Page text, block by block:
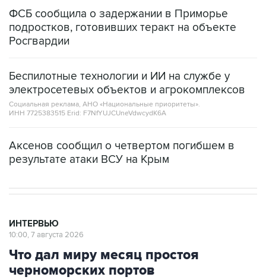
ФСБ сообщила о задержании в Приморье
подростков, готовивших теракт на объекте
Росгвардии
Беспилотные технологии и ИИ на службе у
электросетевых объектов и агрокомплексов
Социальная реклама, АНО «Национальные приоритеты».
ИНН 7725383515 Erid: F7NfYUJCUneVdwcydK6A
Аксенов сообщил о четвертом погибшем в
результате атаки ВСУ на Крым
ИНТЕРВЬЮ
10:00, 7 августа 2026
Что дал миру месяц простоя
черноморских портов